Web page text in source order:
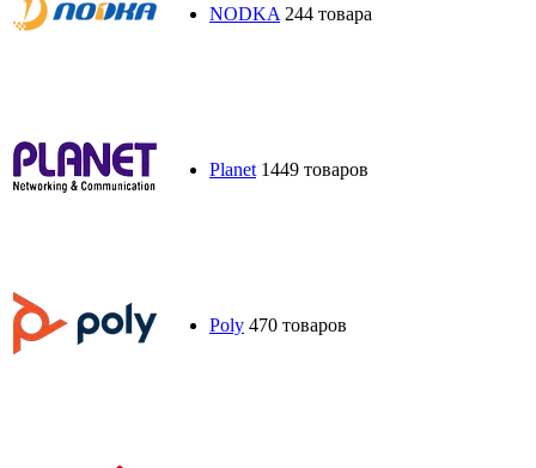
NODKA 244 товара
Planet 1449 товаров
Poly 470 товаров